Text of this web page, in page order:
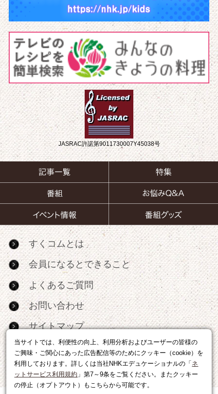
当サイトでは、利便性の向上、利用分析およびユーザーの皆様の
ご興味・ご関心にあった広告配信等のためにクッキー（cookie）を
利用しております。詳しくは当社NHKエデュケーショナルの「 ネ
ットサービス利用規約 」第7～9条をご覧ください。またクッキー
の停止（オプトアウト）もこちらから可能です。
JASRAC許諾第9011730007Y45038号
すくコムとは
会員になるとできること
よくあるご質問
お問い合わせ
サイトマップ
RSS
広告出稿・パートナーシップについて